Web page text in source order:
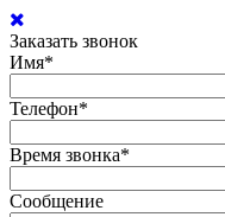
Заказать звонок
Имя*
Телефон*
Время звонка*
Сообщение